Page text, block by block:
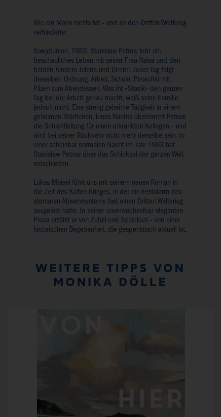
Wie ein Mann nichts tat - und so den Dritten Weltkrieg
verhinderte:
Sowjetunion, 1983. Stanislaw Petrow lebt ein
beschauliches Leben mit seiner Frau Raisa und den
beiden Kindern Jelena und Dimitri. Jeder Tag folgt
derselben Ordnung. Arbeit, Schule, Piroschki mit
Pilzen zum Abendessen. Was ihr «Stasik» den ganzen
Tag bei der Arbeit genau macht, weiß seine Familie
jedoch nicht. Eine streng geheime Tätigkeit in einem
geheimen Städtchen. Eines Nachts übernimmt Petrow
die Schichtleitung für einen erkrankten Kollegen - und
wird bei seiner Rückkehr nicht mehr derselbe sein. In
einer scheinbar normalen Nacht im Jahr 1983 hat
Stanislaw Petrow über das Schicksal der ganzen Welt
entschieden.
Lukas Maisel führt uns mit seinem neuen Roman in
die Zeit des Kalten Krieges, in der ein Fehlalarm des
atomaren Abwehrsystems fast einen Dritten Weltkrieg
ausgelöst hätte. In seiner unverwechselbar eleganten
Prosa erzählt er von Zufall und Schicksal - von einer
historischen Begebenheit, die gespenstisch aktuell ist.
WEITERE TIPPS VON
MONIKA DÖLLE